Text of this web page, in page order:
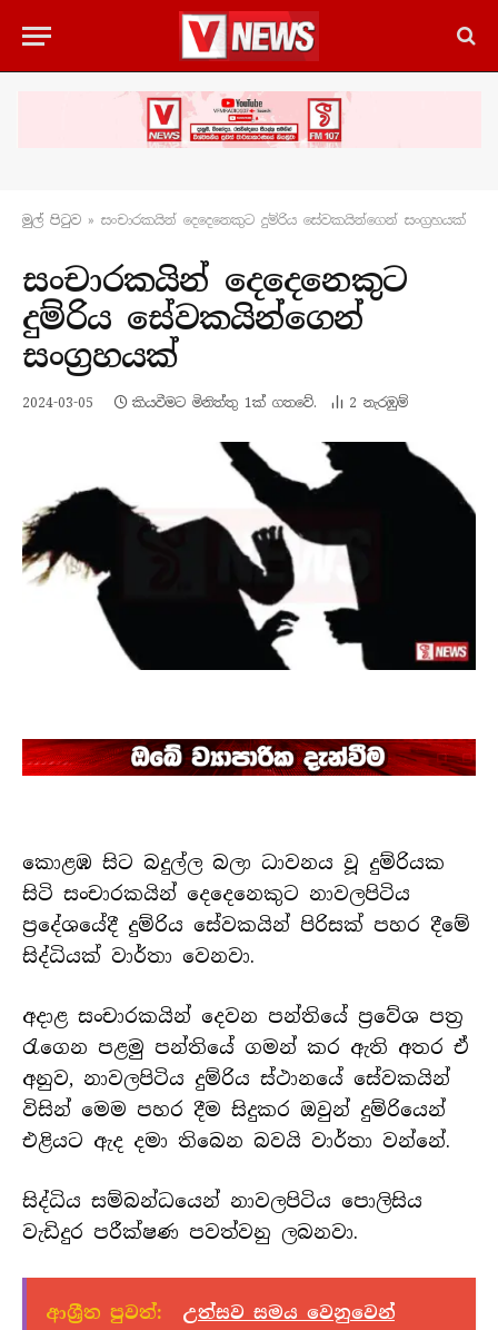
මුල් පිටු​ව » සංචාරකයින් දෙදෙනෙකුට දුම්රිය සේවකයින්ගෙන් සංග්‍රහයක්
සංචාරකයින් දෙදෙනෙකුට
දුම්රිය සේවකයින්ගෙන්
සංග්‍රහයක්
2024-03-05 කියවීමට මිනිත්තු 1ක් ගතවේ. 2 නැරඹු​ම්
කොළඹ සිට බදුල්ල බලා ධාවනය වූ දුම්රියක
සිටි සංචාරකයින් දෙදෙනෙකුට නාවලපිටිය
ප්‍රදේශයේදී දුම්රිය සේවකයින් පිරිසක් පහර දීමේ
සිද්ධියක් වාර්තා වෙනවා.
අදාළ සංචාරකයින් දෙවන පන්තියේ ප්‍රවේශ පත්‍ර
රැගෙන පළමු පන්තියේ ගමන් කර ඇති අතර ඒ
අනුව, නාවලපිටිය දුම්රිය ස්ථානයේ සේවකයින්
විසින් මෙම පහර දීම සිදුකර ඔවුන් දුම්රියෙන්
එළියට ඇද දමා තිබෙන බවයි වාර්තා වන්නේ.
සිද්ධිය සම්බන්ධයෙන් නාවලපිටිය පොලිසිය
වැඩිදුර පරීක්ෂණ පවත්වනු ලබනවා.
ආශ්‍රීත පුවත්:
උත්සව සමය වෙනුවෙන්